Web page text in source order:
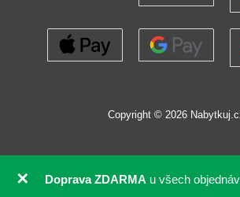
Copyright © 2026
GDPR souhlas se soubory cookie pomocí Real
✕ Doprava ZDARMA u všech